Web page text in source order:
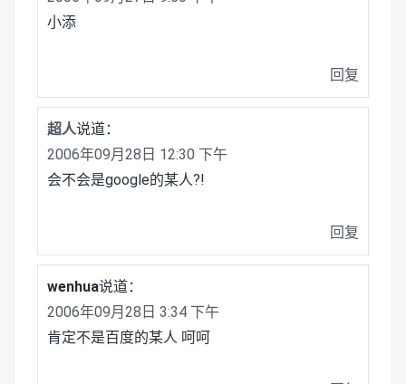
小添
回复
超人说道：
2006年09月28日 12:30 下午
会不会是google的某人?!
回复
wenhua说道：
2006年09月28日 3:34 下午
肯定不是百度的某人 呵呵